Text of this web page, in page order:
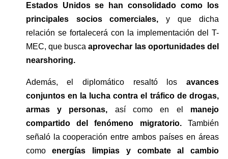
Estados Unidos se han consolidado como los
principales socios comerciales, y que dicha
relación se fortalecerá con la implementación del T-
MEC, que busca aprovechar las oportunidades del
nearshoring.
Además, el diplomático resaltó los avances
conjuntos en la lucha contra el tráfico de drogas,
armas y personas, así como en el manejo
compartido del fenómeno migratorio. También
señaló la cooperación entre ambos países en áreas
como energías limpias y combate al cambio